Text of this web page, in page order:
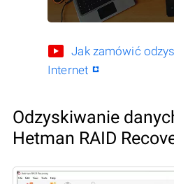
Jak zamówić
Internet
Odzyskiwanie
Hetman RAID